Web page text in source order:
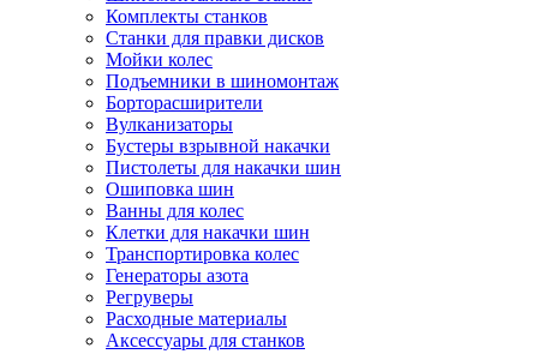
Комплекты станков
Станки для правки дисков
Мойки колес
Подъемники в шиномонтаж
Борторасширители
Вулканизаторы
Бустеры взрывной накачки
Пистолеты для накачки шин
Ошиповка шин
Ванны для колес
Клетки для накачки шин
Транспортировка колес
Генераторы азота
Регруверы
Расходные материалы
Аксессуары для станков